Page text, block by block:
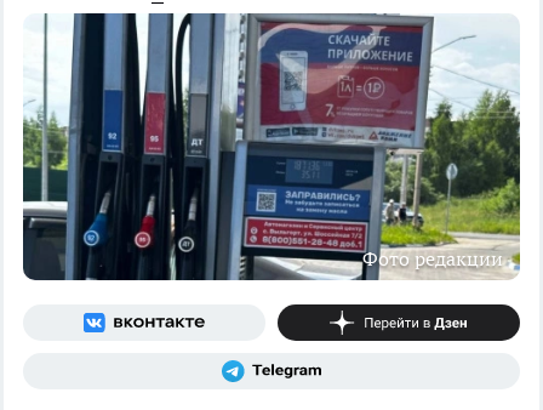
Фото редакции